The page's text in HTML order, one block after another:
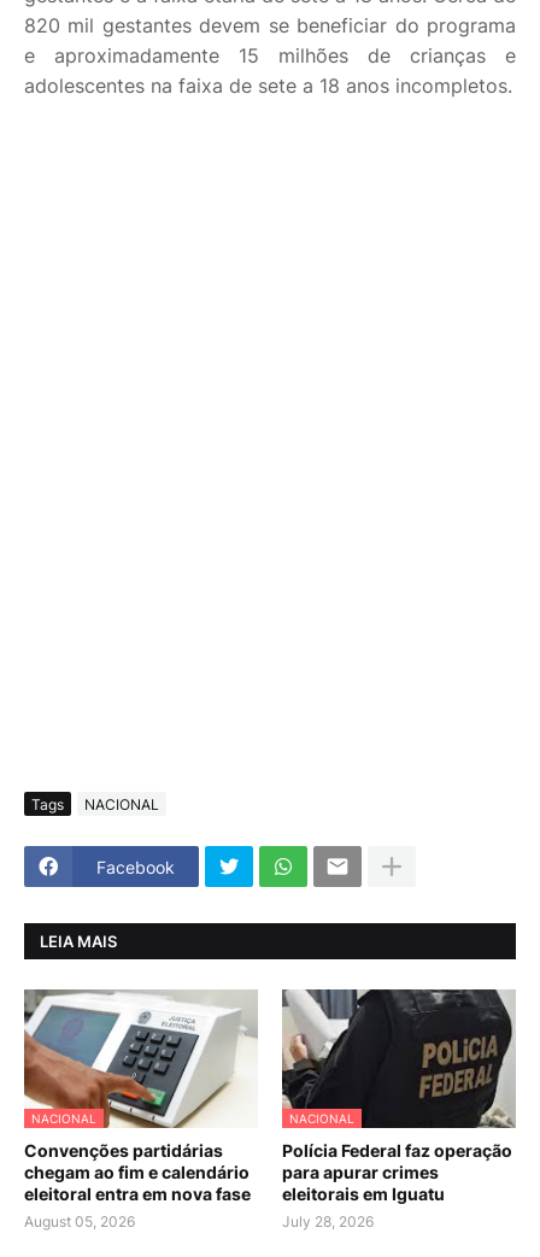
820 mil gestantes devem se beneficiar do programa
e aproximadamente 15 milhões de crianças e
adolescentes na faixa de sete a 18 anos incompletos.
Tags NACIONAL
Facebook
LEIA MAIS
NACIONAL
Convenções partidárias
chegam ao fim e calendário
eleitoral entra em nova fase
August 05, 2026
NACIONAL
Polícia Federal faz operação
para apurar crimes
eleitorais em Iguatu
July 28, 2026